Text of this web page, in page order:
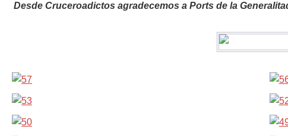
Desde Cruceroadictos agradecemos a Ports de la